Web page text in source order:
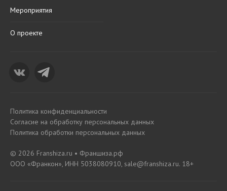
Мероприятия
О проекте
Политика конфиденциальности
Согласие на обработку персональных данных
Политика обработки персональных данных
© 2026 Franshiza.ru • Франшиза.рф
ООО «Франкон», ИНН 5038080910, sale@franshiza.ru. 18+